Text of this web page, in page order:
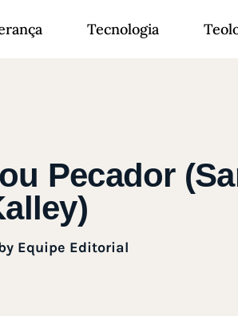
Tecnologia
Pecador
Equipe Editorial